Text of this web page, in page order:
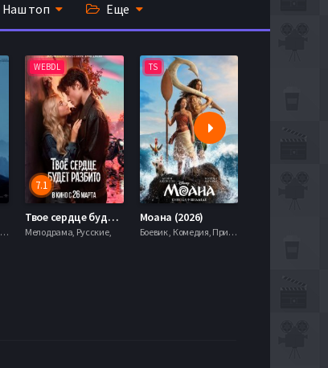
Наш топ Еще
Боевик , Приключения, Фэнтези,
WEBDL
7.1
Твое сердце будет разбито (2026)
Мелодрама, Русские,
TS
Моана (2026)
Боевик , Комедия, Приключения, Семейный, Фэнтези,